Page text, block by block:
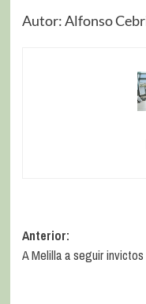
Autor: Alfonso
Anterior:
A Melilla a seguir invictos